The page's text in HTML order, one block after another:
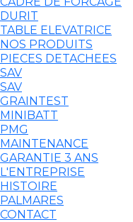
DURIT
TABLE ELEVATRICE
NOS PRODUITS
PIECES DETACHEES
SAV
SAV
GRAINTEST
MINIBATT
PMG
MAINTENANCE
GARANTIE 3 ANS
L'ENTREPRISE
HISTOIRE
PALMARES
CONTACT